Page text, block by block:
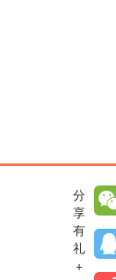
分
享
有
礼
+